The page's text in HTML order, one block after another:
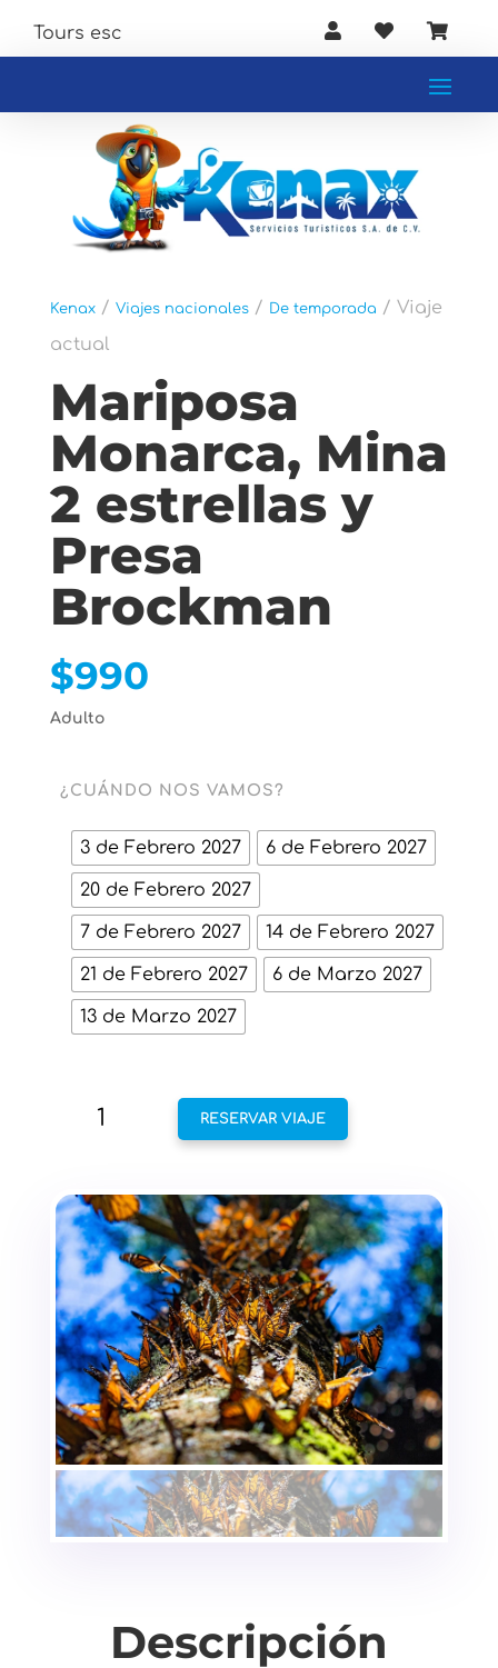
Tour   
Kenax/ Viajes nacionales/ De temporada / Viaje
actual
Mariposa
Monarca, Mina
2 estrellas y
Presa
Brockman
$990
Adulto
¿CUÁNDO NOS VAMOS?
3 de Febrero 2027 6 de Febrero 2027
20 de Febrero 2027
7 de Febrero 2027 14 de Febrero 2027
21 de Febrero 2027 6 de Marzo 2027
13 de Marzo 2027
2
ESTRELLAS
Y
PRESA
BROCKMAN
CANTIDAD
RESERVAR VIAJE
Descripción